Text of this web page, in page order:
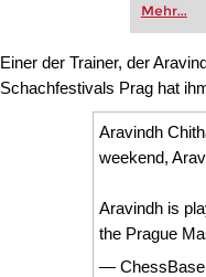
Mehr...
Einer der Trainer, der
Schachfestivals Prag hat
Aravindh
weekend,
Aravindh is
the Prague
— ChessBase